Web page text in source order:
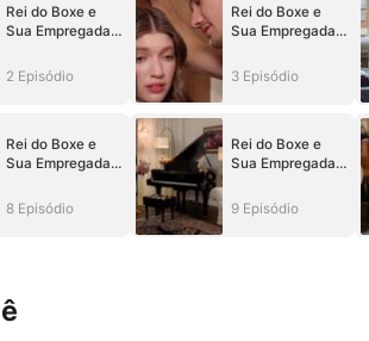
Rei do Boxe e
Sua Empregada
2 Episódio
Rei do Boxe e
Sua Empregada
3 Episódio
Rei do Boxe e
Sua Empregada
8 Episódio
Rei do Boxe e
Sua Empregada
9 Episódio